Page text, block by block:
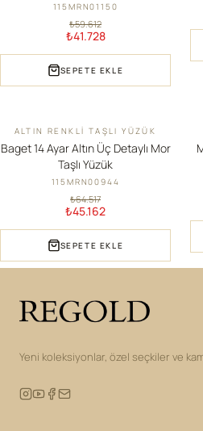
115MRN01150
₺59.612
₺41.728
SEPETE EKLE
İNDIRIM
ALTIN RENKLI TAŞLI YÜZÜK
Baget 14 Ayar Altın Üç Detaylı Mor
Taşlı Yüzük
115MRN00944
₺64.517
₺45.162
SEPETE EKLE
Yeni koleksiyonlar, özel seçkiler ve